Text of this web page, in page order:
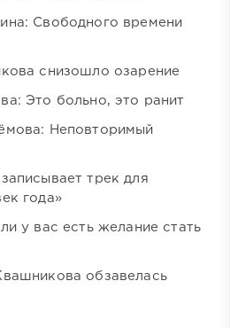
Свободного времени
снизошло озарение
Это больно, это ранит
Неповторимый
трек для
года»
у вас есть желание стать
обзавелась